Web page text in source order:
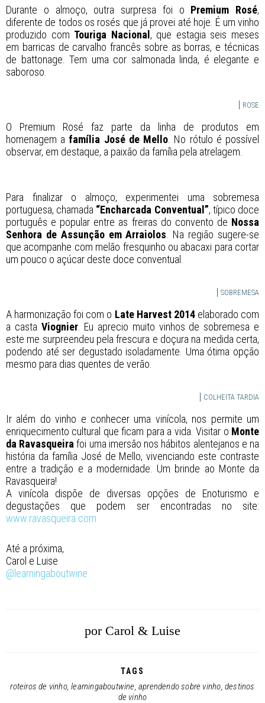
Durante o almoço, outra surpresa foi o Premium Rosé,
diferente de todos os rosés que já provei até hoje. É um vinho
produzido com Touriga Nacional , que estagia seis meses
em barricas de carvalho francês sobre as borras, e técnicas
de battonage. Tem uma cor salmonada linda, é elegante e
saboroso.
ROSE
O Premium Rosé faz parte da linha de produtos em
homenagem afamília José de Mello . No rótulo é possível
observar, em destaque, a paixão da família pela atrelagem.
Para finalizar o almoço, experimentei uma sobremesa
portuguesa, chamada “Encharcada Conventual”, típico doce
português e popular entre as freiras do convento de Nossa
Senhora de Assunção em Arraiolos . Na região sugere-se
que acompanhe com melão fresquinho ou abacaxi para cortar
um pouco o açúcar deste doce conventual.
SOBREMESA
A harmonização foi com o Late Harvest 2014elaborado com
a casta Viognier. Eu aprecio muito vinhos de sobremesa e
este me surpreendeu pela frescura e doçura na medida certa,
podendo até ser degustado isoladamente. Uma ótima opção
mesmo para dias quentes de verão.
COLHEITA TARDIA
Ir além do vinho e conhecer uma vinícola, nos permite um
enriquecimento cultural que ficam para a vida. Visitar o Monte
da Ravasqueira foi uma imersão nos hábitos alentejanos e na
história da família José de Mello, vivenciando este contraste
entre a tradição e a modernidade. Um brinde ao Monte da
Ravasqueira!
A vinícola dispõe de diversas opções de Enoturismo e
degustações que podem ser encontradas no site:
www.ravasqueira.com
Até a próxima,
Carol e Luise
@learningaboutwine
por Carol & Luise
TAGS
roteiros de vinho,learningaboutwine,aprendendo sobre vinho, destinos
de vinho